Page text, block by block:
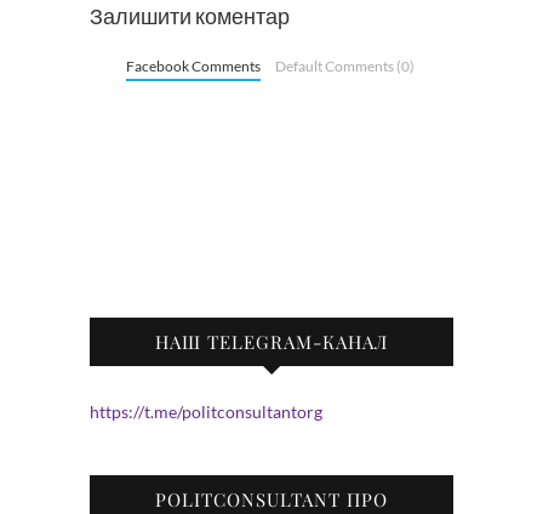
Залишити коментар
Facebook Comments Default Comments (0)
НАШ TELEGRAM-КАНАЛ
https://t.me/politconsultantorg
POLITCONSULTANT ПРО